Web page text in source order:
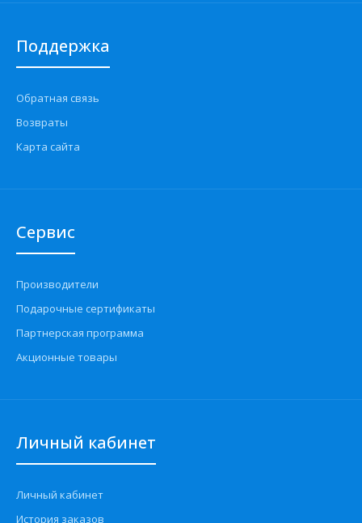
Поддержка
Обратная связь
Возвраты
Карта сайта
Сервис
Производители
Подарочные сертификаты
Партнерская программа
Акционные товары
Личный кабинет
Личный кабинет
История заказов